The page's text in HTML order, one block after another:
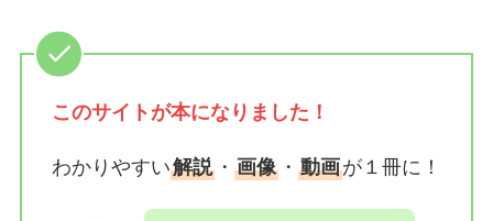
このサイトが本になりました！
わかりやすい解説・ 画像・ 動画が１冊に！